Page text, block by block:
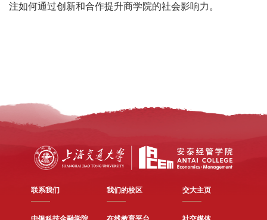
注如何通过创新和合作提升商学院的社会影响力。
联系我们 我们的校区 交大主页